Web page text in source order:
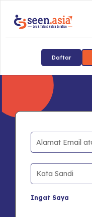
Daftar
Ingat Saya